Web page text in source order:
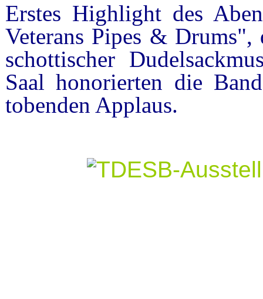
Erstes Highlight des
Veterans Pipes &
schottischer
Saal honorierten die
tobenden Applaus.